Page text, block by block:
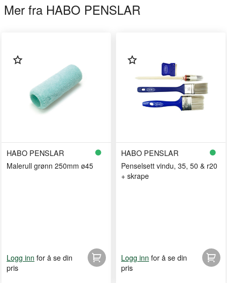
Mer fra HABO PENSLAR
HABO PENSLAR
Malerull grønn 250mm ø45
Logg inn for å se din
pris
HABO PENSLAR
Penselsett vindu, 35, 50 & r20
+ skrape
Logg inn for å se din
pris